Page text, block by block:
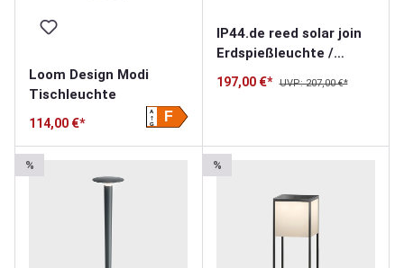
Loom Design Modi
Tischleuchte
114,00 €* F
A
G
IP44.de reed solar join
Erdspießleuchte /
Solarleuchte
197,00 €* UVP: 207,00 €*
% %